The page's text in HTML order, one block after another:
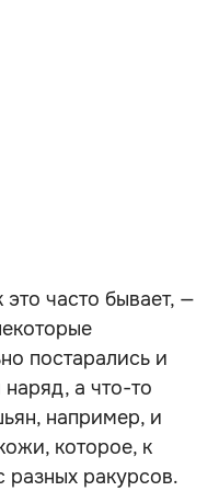
часто бывает, —
постарались и
а что-то
например, и
которое, к
разных ракурсов.